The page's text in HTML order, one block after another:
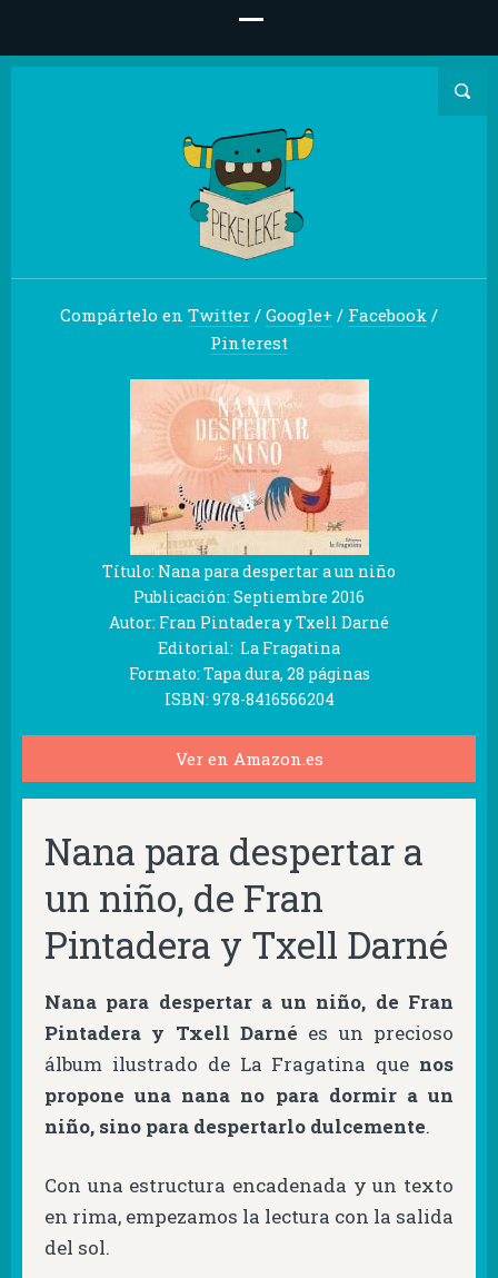
Compártelo en Twitter / Google+ / Facebook /
Pinterest
Título: Nana para despertar a un niño
Publicación: Septiembre 2016
Autor: Fran Pintadera y Txell Darné
Editorial: La Fragatina
Formato: Tapa dura, 28 páginas
ISBN: 978-8416566204
Ver en Amazon.es
Nana para despertar a
un niño, de Fran
Pintadera y Txell Darné
Nana para despertar a un niño, de Fran
Pintadera y Txell Darné es un precioso
álbum ilustrado de La Fragatina que nos
propone una nana no para dormir a un
niño, sino para despertarlo dulcemente.
Con una estructura encadenada y un texto
en rima, empezamos la lectura con la salida
del sol.